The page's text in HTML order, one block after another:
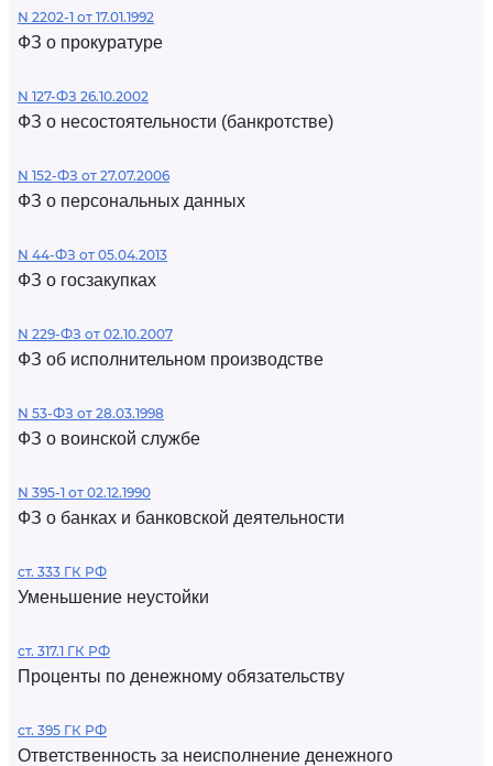
N 2202-1 от 17.01.1992
ФЗ о прокуратуре
N 127-ФЗ 26.10.2002
ФЗ о несостоятельности (банкротстве)
N 152-ФЗ от 27.07.2006
ФЗ о персональных данных
N 44-ФЗ от 05.04.2013
ФЗ о госзакупках
N 229-ФЗ от 02.10.2007
ФЗ об исполнительном производстве
N 53-ФЗ от 28.03.1998
ФЗ о воинской службе
N 395-1 от 02.12.1990
ФЗ о банках и банковской деятельности
ст. 333 ГК РФ
Уменьшение неустойки
ст. 317.1 ГК РФ
Проценты по денежному обязательству
ст. 395 ГК РФ
Ответственность за неисполнение денежного